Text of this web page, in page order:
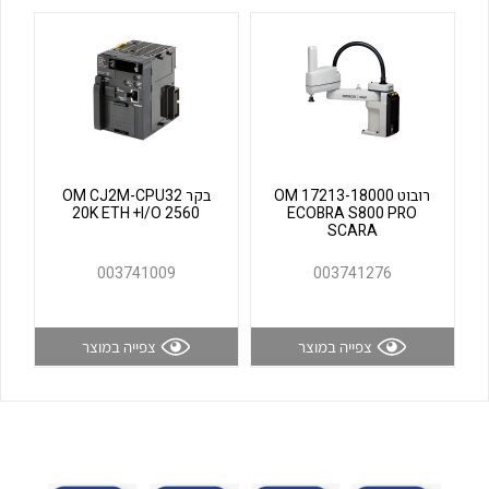
לכל מוצרי היצרן לכל מוצרי היצרן
רובוט OM 17213-18000
ECOBRA S800 PRO
SCARA
003741276
צפייה במוצר
בקר OM CJ2M-CPU32
20K ETH +I/O 2560
003741009
צפייה במוצר